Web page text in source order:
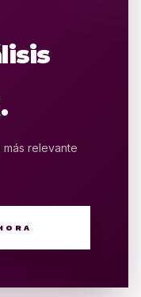
más relevante